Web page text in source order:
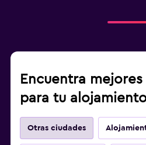
Encuentra
para tu
Otras ciudades